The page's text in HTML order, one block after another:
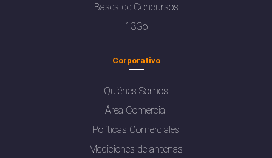
Bases de Concursos
13Go
Corporativo
Quiénes Somos
Área Comercial
Políticas Comerciales
Mediciones de antenas